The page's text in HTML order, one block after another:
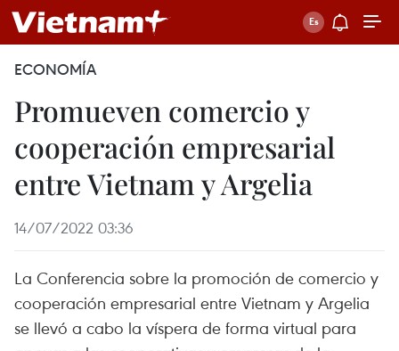
ECONOMÍA
Promueven comercio y
cooperación empresarial
entre Vietnam y Argelia
14/07/2022 03:36
La Conferencia sobre la promoción de comercio y
cooperación empresarial entre Vietnam y Argelia
se llevó a cabo la víspera de forma virtual para